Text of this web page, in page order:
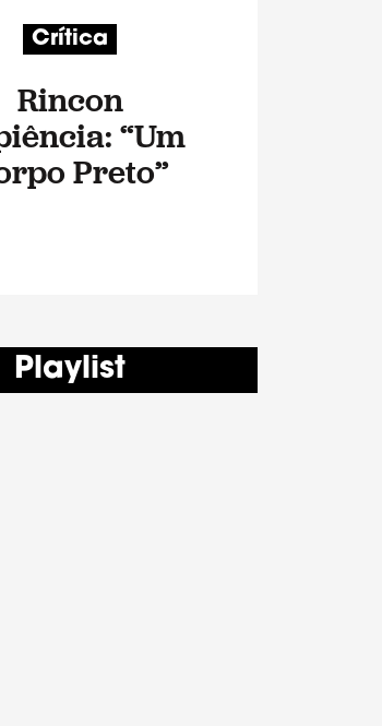
Crítica
Rincon
“Um
Preto”
Playlist